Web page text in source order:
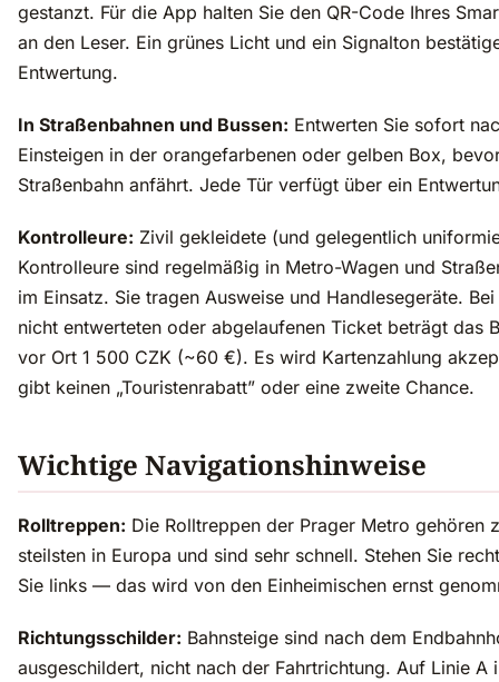
gestanzt. Für die App halten Sie den QR-Code Ihres
an den Leser. Ein grünes Licht und ein Signalton
Entwertung.
In Straßenbahnen und Bussen: Entwerten Sie sofort
Einsteigen in der orangefarbenen oder gelben Box,
Straßenbahn anfährt. Jede Tür verfügt über ein
Kontrolleure: Zivil gekleidete (und gelegentlich
Kontrolleure sind regelmäßig in Metro-Wagen und
im Einsatz. Sie tragen Ausweise und Handlesegeräte.
nicht entwerteten oder abgelaufenen Ticket beträgt das
vor Ort 1 500 CZK (~60 €). Es wird Kartenzahlung
gibt keinen „Touristenrabatt” oder eine zweite Chance.
Wichtige Navigationshinweise
Rolltreppen: Die Rolltreppen der Prager Metro gehören
steilsten in Europa und sind sehr schnell. Stehen Sie
Sie links — das wird von den Einheimischen ernst
Richtungsschilder: Bahnsteige sind nach dem
ausgeschildert, nicht nach der Fahrtrichtung. Auf Linie A